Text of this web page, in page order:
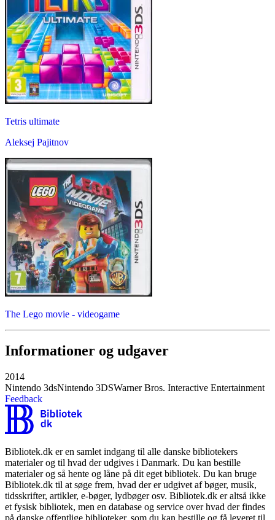
Tetris ultimate
Aleksej Pajitnov
The Lego movie - videogame
Informationer og udgaver
2014
Nintendo 3dsNintendo 3DSWarner Bros. Interactive Entertainment
Feedback
Bibliotek.dk er en samlet indgang til alle danske bibliotekers
materialer og til hvad der udgives i Danmark. Du kan bestille
materialer og så hente og låne på dit eget bibliotek. Du kan bruge
Bibliotek.dk til at søge frem, hvad der er udgivet af bøger, musik,
tidsskrifter, artikler, e-bøger, lydbøger osv. Bibliotek.dk er altså ikke
et fysisk bibliotek, men en database og service over hvad der findes